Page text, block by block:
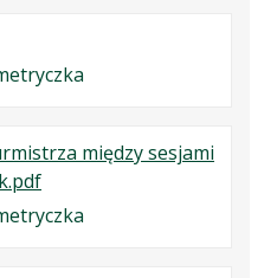
karcie.
między sesjami
.
Plik
.
Rozmiar
.
Otwiera